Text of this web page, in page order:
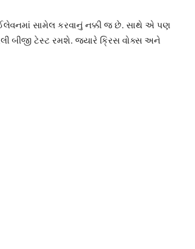
સામેલ કરવાનું નક્કી જ છે. સાથે એ પણ
બીજી ટેસ્ટ રમશે. જ્યારે ક્રિસ વોક્સ અને